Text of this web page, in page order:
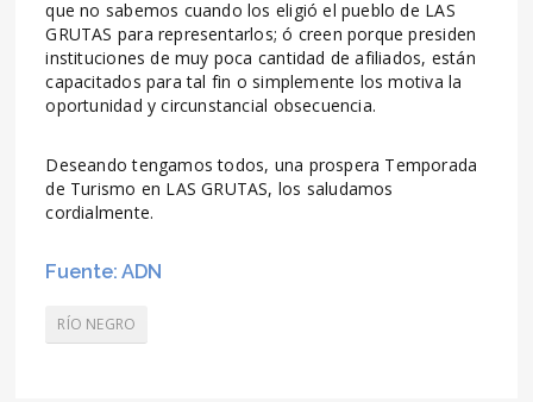
que no sabemos cuando los eligió el pueblo de LAS
GRUTAS para representarlos; ó creen porque presiden
instituciones de muy poca cantidad de afiliados, están
capacitados para tal fin o simplemente los motiva la
oportunidad y circunstancial obsecuencia.
Deseando tengamos todos, una prospera Temporada
de Turismo en LAS GRUTAS, los saludamos
cordialmente.
Fuente: ADN
RÍO NEGRO